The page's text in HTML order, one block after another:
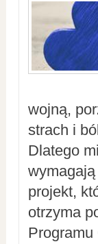
wojną,
strach i
Dlatego
projekt,
otrzyma